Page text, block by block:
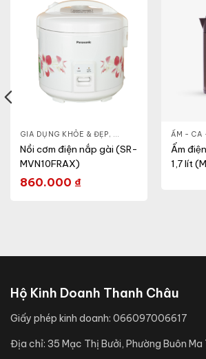
GIA DỤNG KHỎE & ĐẸP, NỒI - ẤM - CA - BÌNH,
Nồi cơm điện nắp gài (SR-
MVN10FRAX)
860.000 ₫
ẤM - CA
Ấm
1,7 lít
CA - BÌNH, NỒI CƠM ĐIỆN
Hộ Kinh Doanh Thanh Châu
Giấy phép kinh doanh: 066097006617
Địa chỉ: 35 Mạc Thị Bưởi, Phường Buôn